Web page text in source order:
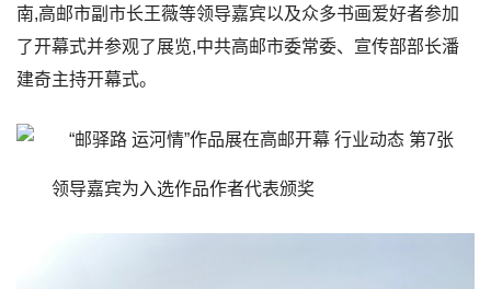
南,高邮市副市长王薇等领导嘉宾以及众多书画爱好者参加
了开幕式并参观了展览,中共高邮市委常委、宣传部部长潘
建奇主持开幕式。
领导嘉宾为入选作品作者代表颁奖